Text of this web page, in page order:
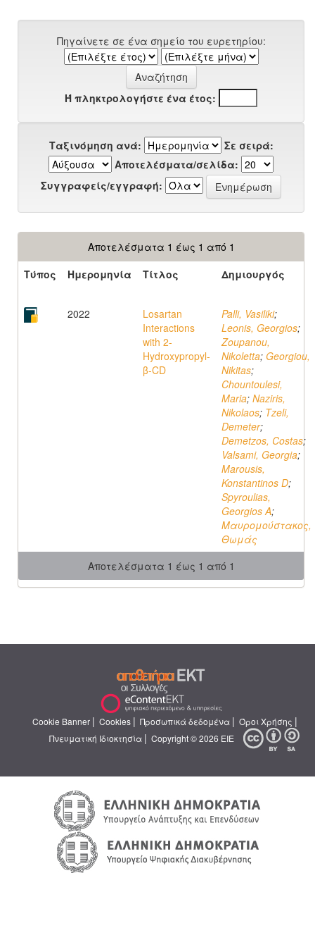
Πηγαίνετε σε ένα σημείο του ευρετηρίου:
Ή πληκτρολογήστε ένα έτος:
Ταξινόμηση ανά:
Σε σειρά:
Αποτελέσματα/σελίδα:
Συγγραφείς/εγγραφή:
Αποτελέσματα 1 έως 1 από 1
Τύπος
Ημερομηνία Τίτλος Δημιουργός
2022
Losartan
Interactions
with 2-
Hydroxypropyl-
β-CD
Palli, Vasiliki;
Leonis, Georgios;
Zoupanou,
Nikoletta; Georgiou,
Nikitas;
Chountoulesi,
Maria; Naziris,
Nikolaos; Tzeli,
Demeter;
Demetzos, Costas;
Valsami, Georgia;
Marousis,
Konstantinos D;
Spyroulias,
Georgios A;
Μαυρομούστακος,
Θωμάς
Αποτελέσματα 1 έως 1 από 1
Cookie Banner | Cookies | Προσωπικά δεδομένα | Όροι Χρήσης |
Πνευματική Ιδιοκτησία | Copyright © 2026 ΕΙΕ